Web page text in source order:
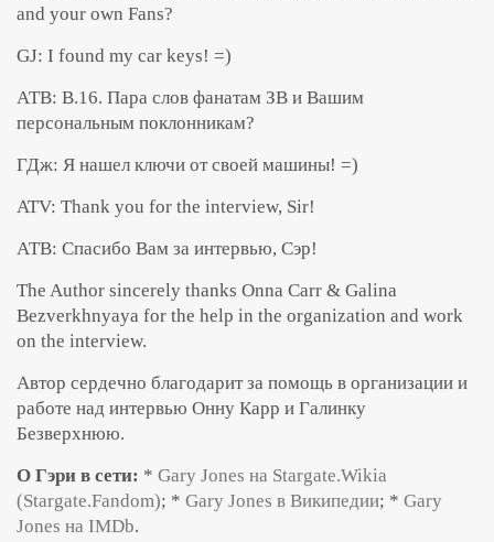
and your own Fans?
GJ: I found my car keys! =)
АТВ: В.16. Пара слов фанатам ЗВ и Вашим
персональным поклонникам?
ГДж: Я нашел ключи от своей машины! =)
ATV: Thank you for the interview, Sir!
АТВ: Спасибо Вам за интервью, Сэр!
The Author sincerely thanks Onna Carr & Galina
Bezverkhnyaya for the help in the organization and work
on the interview.
Автор сердечно благодарит за помощь в организации и
работе над интервью Онну Карр и Галинку
Безверхнюю.
О Гэри в сети: * Gary Jones на Stargate.Wikia
(Stargate.Fandom); * Gary Jones в Википедии; * Gary
Jones на IMDb.